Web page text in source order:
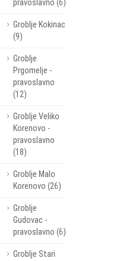
pravoslavno (6)
Groblje Kokinac
(9)
Groblje
Prgomelje -
pravoslavno
(12)
Groblje Veliko
Korenovo -
pravoslavno
(18)
Groblje Malo
Korenovo (26)
Groblje
Gudovac -
pravoslavno (6)
Groblje Stari